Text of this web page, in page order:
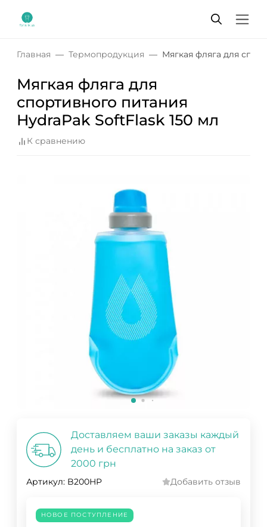
Главная Термопродукция Мягкая фляга для
Мягкая фляга для
спортивного питания
HydraPak SoftFlask 150 мл
К сравнению
Доставляем ваши заказы каждый
день и бесплатно на заказ от
2000 грн
Артикул: B200HP Добавить отзыв
НОВОЕ ПОСТУПЛЕНИЕ